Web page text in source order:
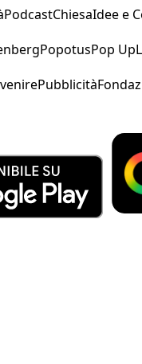
PodcastChiesaIdee e
PopotusPop Up
Pubblicità